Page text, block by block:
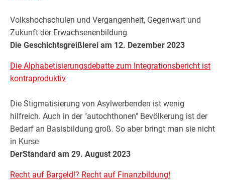
Volkshochschulen und Vergangenheit, Gegenwart und
Zukunft der Erwachsenenbildung
Die Geschichtsgreißlerei am 12. Dezember 2023
Die Alphabetisierungsdebatte zum Integrationsbericht ist
kontraproduktiv
Die Stigmatisierung von Asylwerbenden ist wenig
hilfreich. Auch in der "autochthonen" Bevölkerung ist der
Bedarf an Basisbildung groß. So aber bringt man sie nicht
in Kurse
DerStandard am 29. August 2023
Recht auf Bargeld!? Recht auf Finanzbildung!